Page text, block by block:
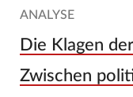
ANALYSE
Die Klagen
Zwischen